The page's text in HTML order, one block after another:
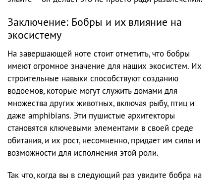
Заключение: Бобры и их влияние на
экосистему
На завершающей ноте стоит отметить, что бобры
имеют огромное значение для наших экосистем. Их
строительные навыки способствуют созданию
водоемов, которые могут служить домами для
множества других животных, включая рыбу, птиц и
даже amphibians. Эти пушистые архитекторы
становятся ключевыми элементами в своей среде
обитания, и их рост, несомненно, придает им силы и
возможности для исполнения этой роли.
Так что, когда вы в следующий раз увидите бобра на